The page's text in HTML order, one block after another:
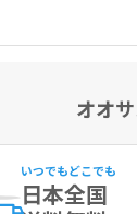
オオ
いつでもどこでも
日本全国